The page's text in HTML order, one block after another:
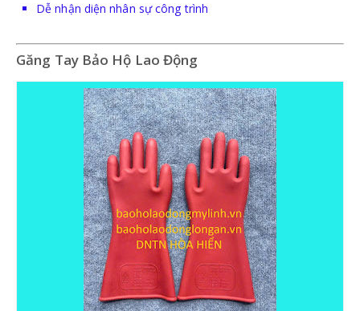
Dễ nhận diện nhân sự công trình
Găng Tay Bảo Hộ Lao Động